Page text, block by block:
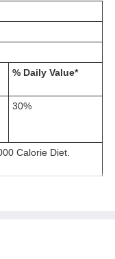
% Daily Value*
30%
Calorie Diet.